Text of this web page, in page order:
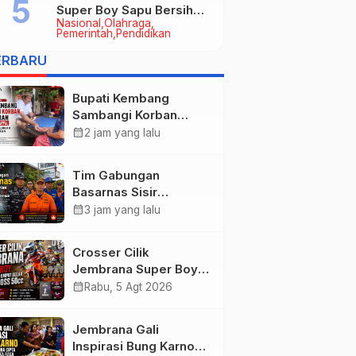
Nasional Olahraga
Pemerintah Pendidikan
Super Boy Sapu Bersih
Empat Gelar Motocross
Bupati Kembang
Sambangi Korban
Kebakaran di
Ringankan Beban
Warga
calendar_month2 jam yang lalu
Tim Gabungan
Basarnas Sisir
Pencarian Nelayan
calendar_month3 jam yang lalu
Crosser Cilik
Jembrana Super Boy
Sapu Bersih Empat
calendar_month Rabu, 5 Agt 2026
Jembrana Gali
Inspirasi Bung Karno